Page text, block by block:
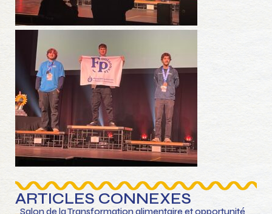
ARTICLES CONNEXES
Salon de la Transformation alimentaire et opportunité